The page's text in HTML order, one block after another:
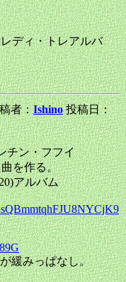
ディ・トレアルバ
者：Ishino 投稿日：
チン・フフイ
を作る。
アルバム
緩みっぱなし。